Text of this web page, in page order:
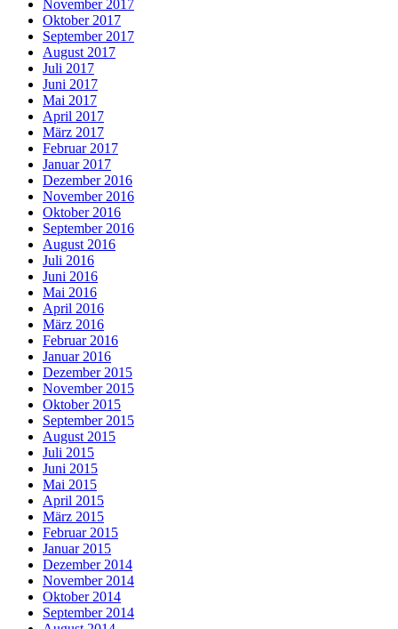
November 2017
Oktober 2017
September 2017
August 2017
Juli 2017
Juni 2017
Mai 2017
April 2017
März 2017
Februar 2017
Januar 2017
Dezember 2016
November 2016
Oktober 2016
September 2016
August 2016
Juli 2016
Juni 2016
Mai 2016
April 2016
März 2016
Februar 2016
Januar 2016
Dezember 2015
November 2015
Oktober 2015
September 2015
August 2015
Juli 2015
Juni 2015
Mai 2015
April 2015
März 2015
Februar 2015
Januar 2015
Dezember 2014
November 2014
Oktober 2014
September 2014